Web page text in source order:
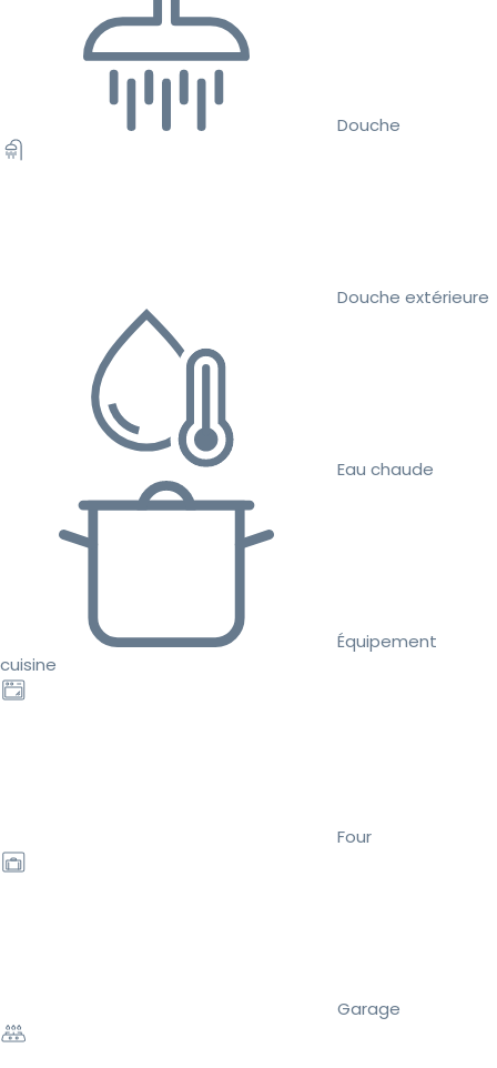
Douche
Douche extérieure
Eau chaude
Équipement
cuisine
Four
Garage